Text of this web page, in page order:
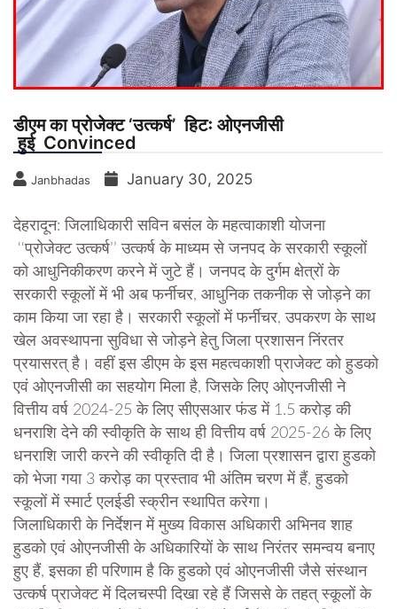
डीएम का प्रोजेक्ट ‘उत्कर्ष’ हिटः ओएनजीसी
हुई Convinced
Janbhadas January 30, 2025
देहरादून: जिलाधिकारी सविन बसंल के महत्वाकाशी योजना
‘‘प्रोजेक्ट उत्कर्ष’’ उत्कर्ष के माध्यम से जनपद के सरकारी स्कूलों
को आधुनिकीकरण करने में जुटे हैं। जनपद के दुर्गम क्षेत्रों के
सरकारी स्कूलों में भी अब फर्नीचर, आधुनिक तकनीक से जोड़ने का
काम किया जा रहा है। सरकारी स्कूलों में फर्नीचर, उपकरण के साथ
खेल अवस्थापना सुविधा से जोड़ने हेतु जिला प्रशासन निंरतर
प्रयासरत् है। वहीं इस डीएम के इस महत्वकाशी प्राजेक्ट को हुडको
एवं ओएनजीसी का सहयोग मिला है, जिसके लिए ओएनजीसी ने
वित्तीय वर्ष 2024-25 के लिए सीएसआर फंड में 1.5 करोड़ की
धनराशि देने की स्वीकृति के साथ ही वित्तीय वर्ष 2025-26 के लिए
धनराशि जारी करने की स्वीकृति दी है। जिला प्रशासन द्वारा हुडको
को भेजा गया 3 करोड़ का प्रस्ताव भी अंतिम चरण में हैं, हुडको
स्कूलों में स्मार्ट एलईडी स्क्रीन स्थापित करेगा।
जिलाधिकारी के निर्देशन में मुख्य विकास अधिकारी अभिनव शाह
हुडको एवं ओएनजीसी के अधिकारियों के साथ निरंतर समन्वय बनाए
हुए हैं, इसका ही परिणाम है कि हुडको एवं ओएनजीसी जैसे संस्थान
उत्कर्ष प्राजेक्ट में दिलचस्पी दिखा रहे हैं जिससे के तहत् स्कूलों के